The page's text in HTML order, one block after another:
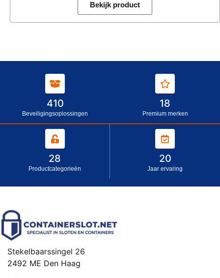
Bekijk product
410
Beveiligingsoplossingen
18
Premium merken
28
Productcategorieën
20
Jaar ervaring
Stekelbaarssingel 26
2492 ME Den Haag